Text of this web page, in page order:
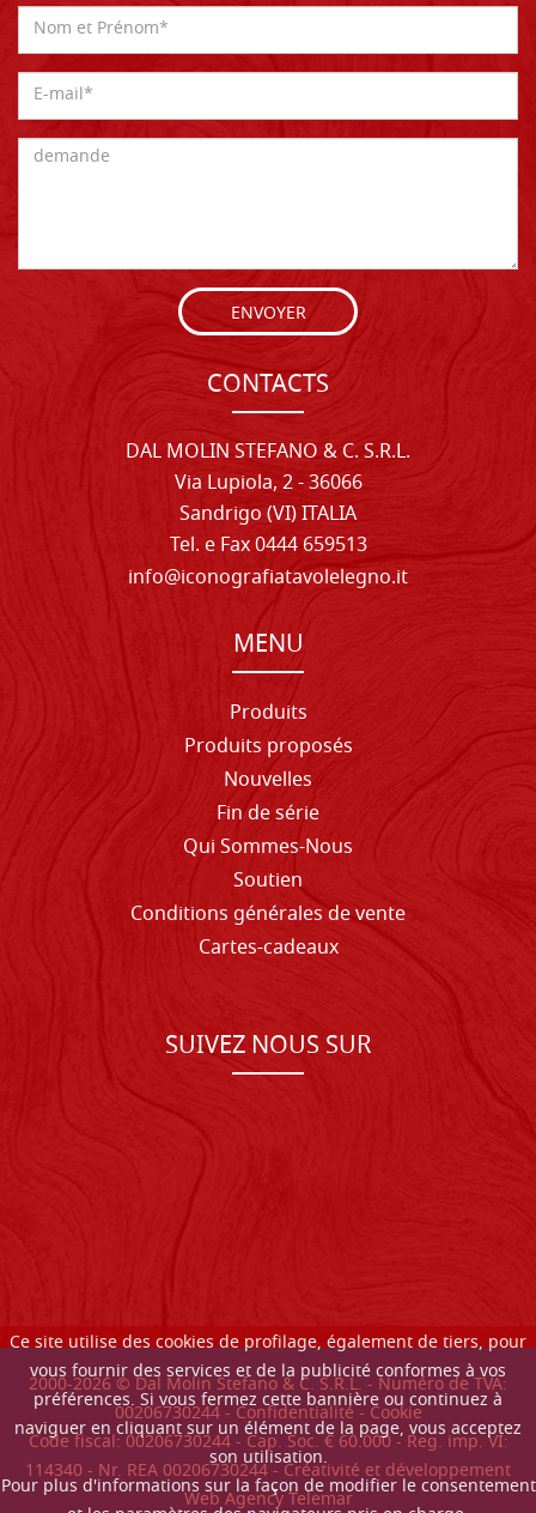
Ce site utilise des cookies de profilage, également de tiers, pour
vous fournir des services et de la publicité conformes à vos
préférences. Si vous fermez cette bannière ou continuez à
naviguer en cliquant sur un élément de la page, vous acceptez
son utilisation.
Pour plus d'informations sur la façon de modifier le consentement
ENVOYER
CONTACTS
DAL MOLIN STEFANO & C. S.R.L.
Via Lupiola, 2 - 36066
Sandrigo (VI) ITALIA
Tel. e Fax 0444 659513
info@iconografiatavolelegno.it
MENU
Produits
Produits proposés
Nouvelles
Fin de série
Qui Sommes-Nous
Soutien
Conditions générales de vente
Cartes-cadeaux
SUIVEZ NOUS SUR
2000-2026© Dal Molin Stefano & C. S.R.L. - Numéro de TVA:
00206730244 -Confidentialité-Cookie
Code fiscal: 00206730244 - Cap. Soc. € 60.000 - Reg. imp. VI:
114340 - Nr. REA 00206730244 - Créativité et développement
Web Agency Telemar